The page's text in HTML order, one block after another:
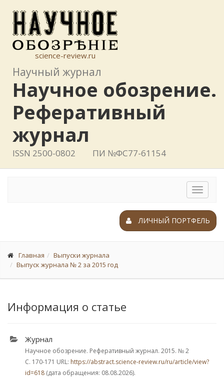
science-review.ru
Научный журнал
Научное обозрение.
Реферативный
журнал
ISSN 2500-0802 ПИ №ФС77-61154
Toggle
ЛИЧНЫЙ ПОРТФЕЛЬ
Главная
Выпуски журнала
Выпуск журнала № 2 за 2015 год
Информация о статье
Журнал
Научное обозрение. Реферативный журнал. 2015. № 2
С. 170-171 URL: https://abstract.science-review.ru/ru/article/view?
id=618 (дата обращения: 08.08.2026).